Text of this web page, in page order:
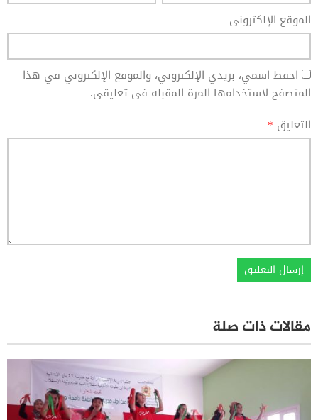
الموقع الإلكتروني
احفظ اسمي، بريدي الإلكتروني، والموقع الإلكتروني في هذا
المتصفح لاستخدامها المرة المقبلة في تعليقي.
التعليق *
مقالات ذات صلة